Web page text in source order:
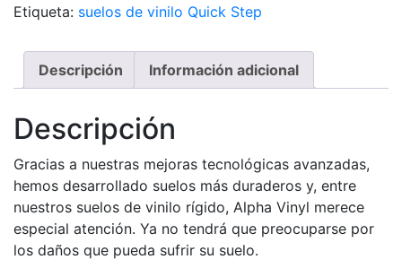
Etiqueta: suelos de vinilo Quick Step
Descripción Información adicional
Descripción
Gracias a nuestras mejoras tecnológicas avanzadas,
hemos desarrollado suelos más duraderos y, entre
nuestros suelos de vinilo rígido, Alpha Vinyl merece
especial atención. Ya no tendrá que preocuparse por
los daños que pueda sufrir su suelo.